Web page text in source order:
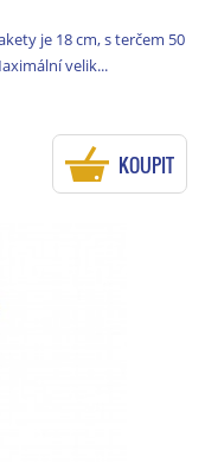
je 18 cm, s terčem 50
velik...
KOUPIT